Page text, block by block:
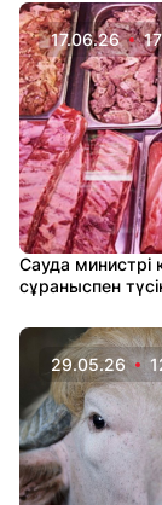
17.06.26
Сауда министрі
сұраныспен
29.05.26